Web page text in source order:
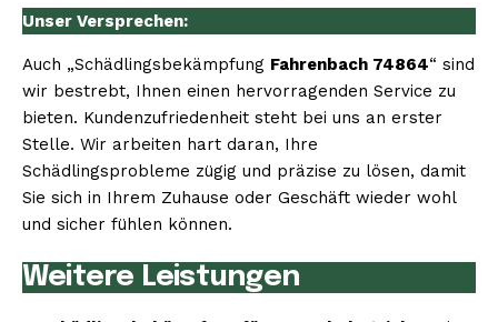
Unser Versprechen:
Auch „Schädlingsbekämpfung Fahrenbach 74864“ sind
wir bestrebt, Ihnen einen hervorragenden Service zu
bieten. Kundenzufriedenheit steht bei uns an erster
Stelle. Wir arbeiten hart daran, Ihre
Schädlingsprobleme zügig und präzise zu lösen, damit
Sie sich in Ihrem Zuhause oder Geschäft wieder wohl
und sicher fühlen können.
Weitere Leistungen